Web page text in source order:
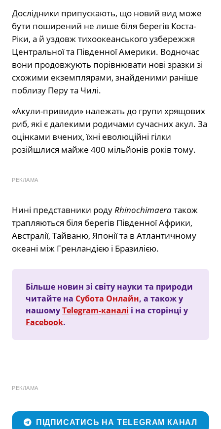
Дослідники припускають, що новий вид може
бути поширений не лише біля берегів Коста-
Ріки, а й уздовж тихоокеанського узбережжя
Центральної та Південної Америки. Водночас
вони продовжують порівнювати нові зразки зі
схожими екземплярами, знайденими раніше
поблизу Перу та Чилі.
«Акули-привиди» належать до групи хрящових
риб, які є далекими родичами сучасних акул. За
оцінками вчених, їхні еволюційні гілки
розійшлися майже 400 мільйонів років тому.
РЕКЛАМА
Нині представники роду Rhinochimaeraтакож
трапляються біля берегів Південної Африки,
Австралії, Тайваню, Японії та в Атлантичному
океані між Гренландією і Бразилією.
Більше новин зі світу науки та природи
читайте на Субота Онлайн, а також у
нашомуTelegram-каналі і на сторінці у
Facebook.
РЕКЛАМА
ПІДПИСАТИСЬ НА TELEGRAM КАНАЛ